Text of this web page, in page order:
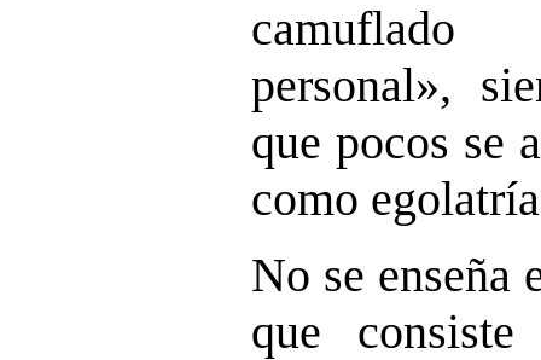
camuflado
personal»,
que pocos se
como
No se enseña
que